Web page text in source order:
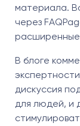
материала.
через
В блоге
дискуссия
для людей, и